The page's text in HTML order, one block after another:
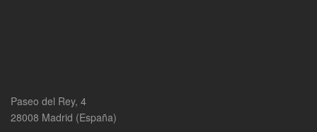
Paseo del Rey, 4
28008 Madrid (España)